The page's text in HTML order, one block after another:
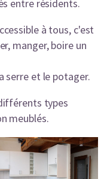
entre résidents.
à tous, c'est
manger, boire un
serre et le potager.
types
meublés.